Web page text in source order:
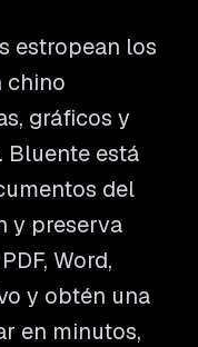
estropean los
chino
gráficos y
Bluente está
del
y preserva
Word,
y obtén una
en minutos,